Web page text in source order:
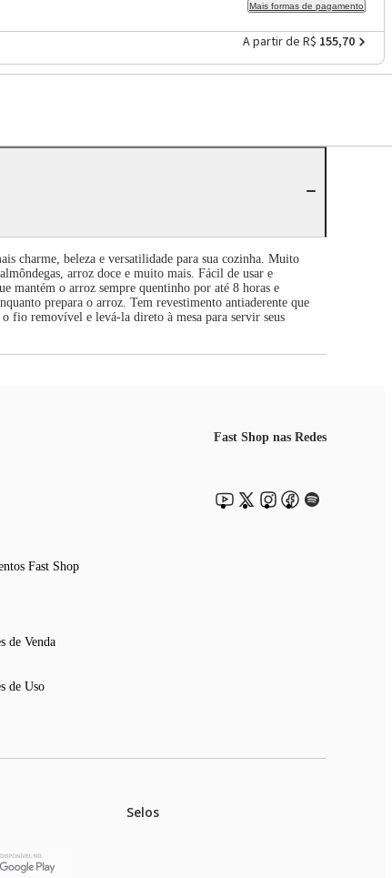
Mais formas de pagamento
A partir de R$ 155,70
charme, beleza e versatilidade para sua cozinha. Muito
arroz doce e muito mais. Fácil de usar e
mantém o arroz sempre quentinho por até 8 horas e
prepara o arroz. Tem revestimento antiaderente que
fio removível e levá-la direto à mesa para servir seus
Fast Shop
de Venda
de Uso
Fast Shop nas Redes
Selos